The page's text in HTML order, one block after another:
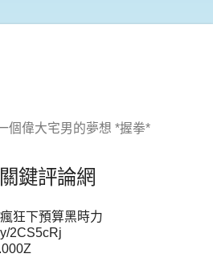
個偉大宅男的夢想 *握拳*
鍵評論網
狂下預算黑時力
2CS5cRj